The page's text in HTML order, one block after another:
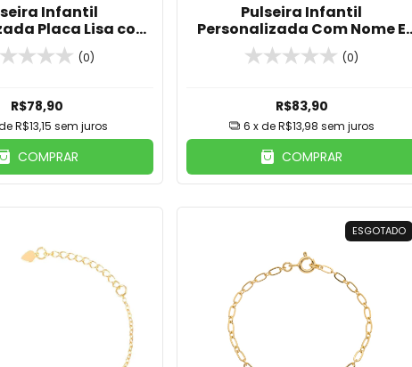
Infantil
Placa Lisa com
em Ouro 18K
(0)
R$78,90
R$13,15 sem juros
COMPRAR
Pulseira Infantil
Personalizada Com Nome E
Pingente De Estrela Banhada
Em Ouro 18K(0)
R$83,90
6 x deR$13,98 sem juros
COMPRAR
ESGOTADO